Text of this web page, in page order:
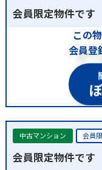
会員限定物件です
この
会員登
中古マンション 会員
会員限定物件です